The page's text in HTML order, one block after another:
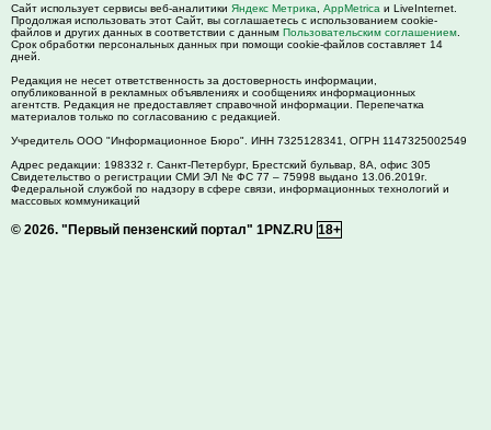
Сайт использует сервисы веб-аналитики Яндекс Метрика AppMetrica и LiveInternet.
Продолжая использовать этот Сайт, вы соглашаетесь с использованием cookie-
файлов и других данных в соответствии с данным Пользовательским соглашением
Срок обработки персональных данных при помощи cookie-файлов составляет 14
дней.
Редакция не несет ответственность за достоверность информации,
опубликованной в рекламных объявлениях и сообщениях информационных
агентств. Редакция не предоставляет справочной информации. Перепечатка
материалов только по согласованию с редакцией.
Учредитель ООО "Информационное Бюро". ИНН 7325128341, ОГРН 1147325002549
Адрес редакции: 198332 г. Санкт-Петербург, Брестский бульвар, 8А, офис 305
Свидетельство о регистрации СМИ ЭЛ № ФС 77 – 75998 выдано 13.06.2019г.
Федеральной службой по надзору в сфере связи, информационных технологий и
массовых коммуникаций
© 2026. "Первый пензенский портал" 1PNZ.RU 18+